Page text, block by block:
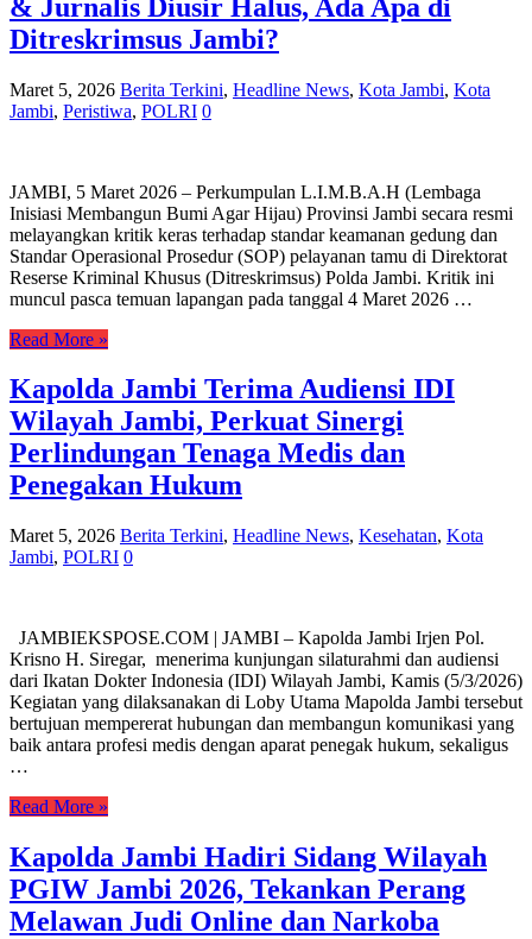
& Jurnalis Diusir Halus, Ada Apa di
Ditreskrimsus Jambi?
Maret 5, 2026 Berita Terkini, Headline News, Kota Jambi, Kota
Jambi, Peristiwa, POLRI 0
JAMBI, 5 Maret 2026 – Perkumpulan L.I.M.B.A.H (Lembaga
Inisiasi Membangun Bumi Agar Hijau) Provinsi Jambi secara resmi
melayangkan kritik keras terhadap standar keamanan gedung dan
Standar Operasional Prosedur (SOP) pelayanan tamu di Direktorat
Reserse Kriminal Khusus (Ditreskrimsus) Polda Jambi. Kritik ini
muncul pasca temuan lapangan pada tanggal 4 Maret 2026 …
Read More »
Kapolda Jambi Terima Audiensi IDI
Wilayah Jambi, Perkuat Sinergi
Perlindungan Tenaga Medis dan
Penegakan Hukum
Maret 5, 2026 Berita Terkini, Headline News, Kesehatan, Kota
Jambi, POLRI 0
JAMBIEKSPOSE.COM | JAMBI – Kapolda Jambi Irjen Pol.
Krisno H. Siregar, menerima kunjungan silaturahmi dan audiensi
dari Ikatan Dokter Indonesia (IDI) Wilayah Jambi, Kamis (5/3/2026)
Kegiatan yang dilaksanakan di Loby Utama Mapolda Jambi tersebut
bertujuan mempererat hubungan dan membangun komunikasi yang
baik antara profesi medis dengan aparat penegak hukum, sekaligus
…
Read More »
Kapolda Jambi Hadiri Sidang Wilayah
PGIW Jambi 2026, Tekankan Perang
Melawan Judi Online dan Narkoba